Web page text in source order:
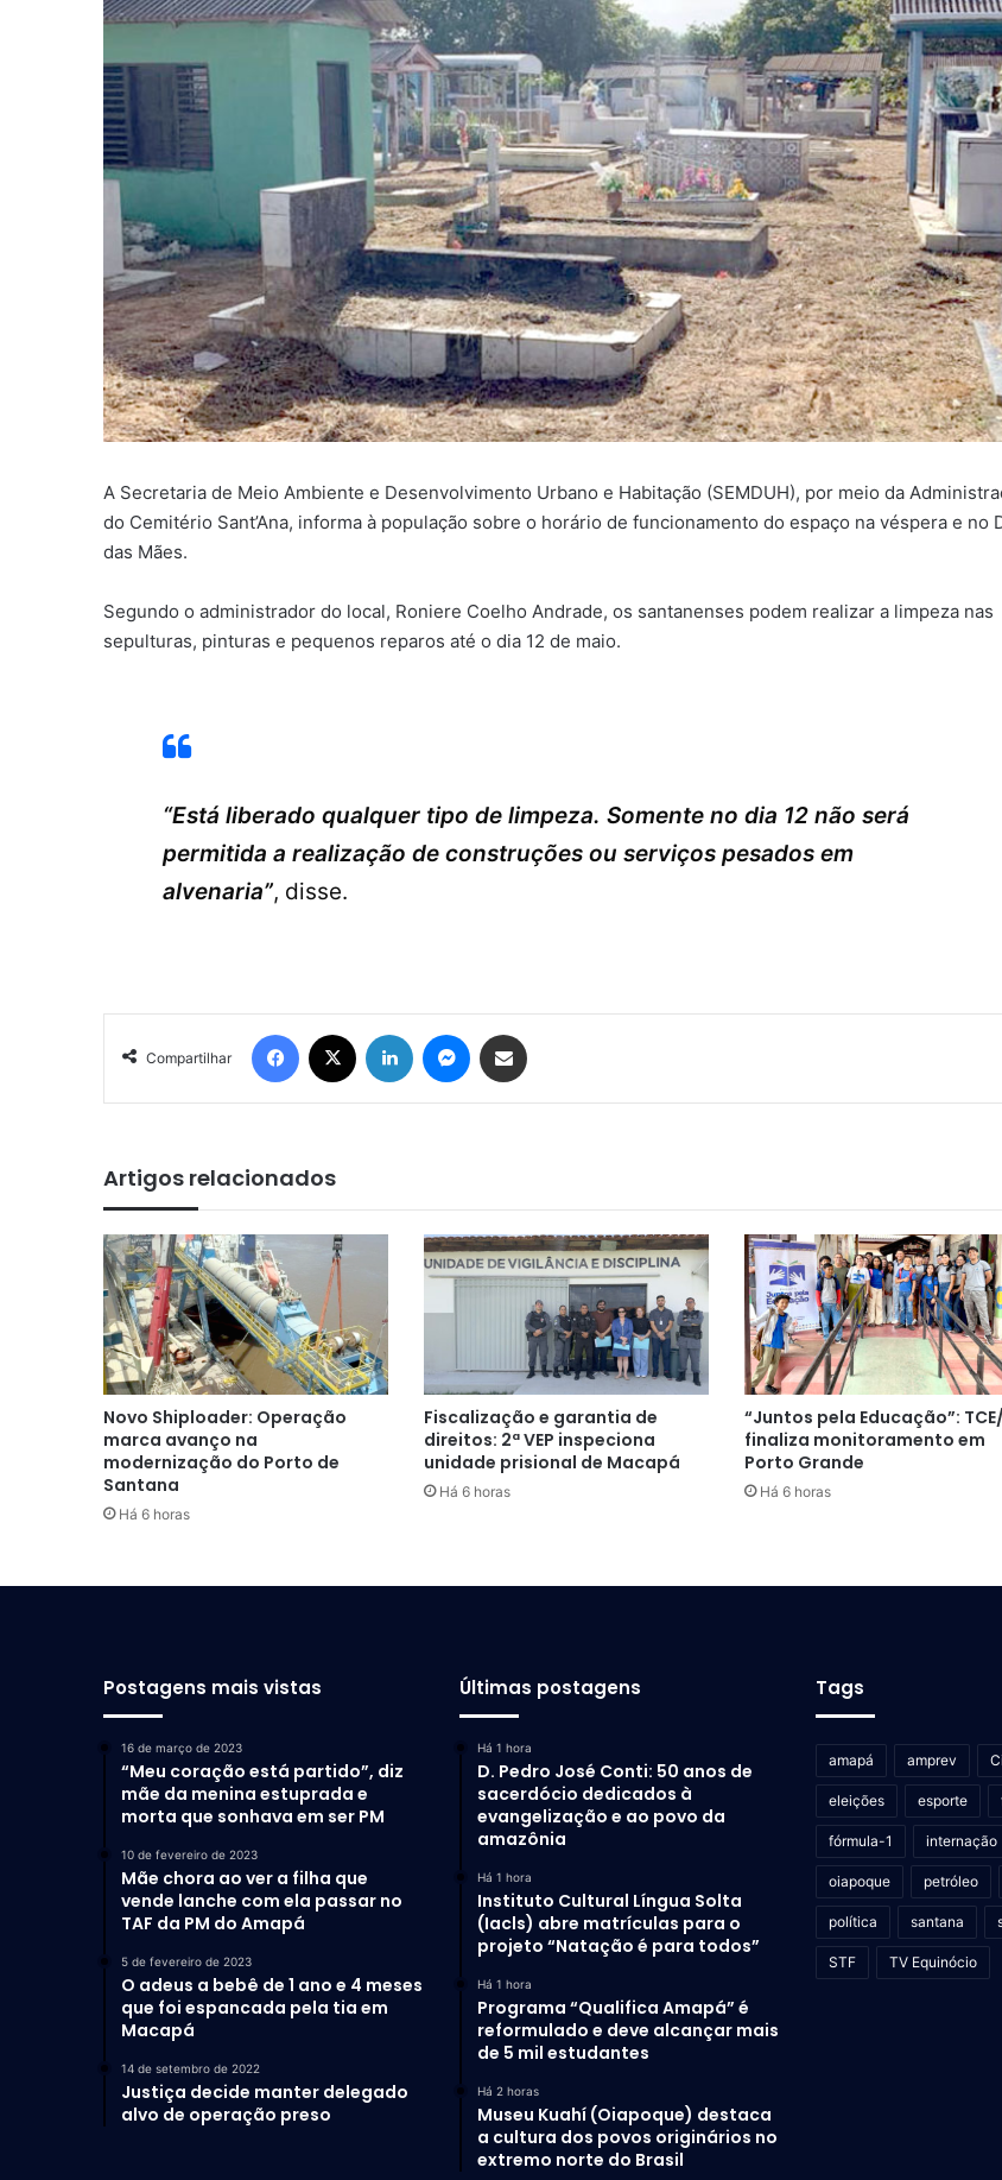
A Secretaria de Meio Ambiente e Desenvolvimento Urbano e Habitação (SEMDUH), por meio da
do Cemitério Sant’Ana, informa à população sobre o horário de funcionamento do espaço na véspera e no
das Mães.
Segundo o administrador do local, Roniere Coelho Andrade, os santanenses podem realizar a limpeza nas
sepulturas, pinturas e pequenos reparos até o dia 12 de maio.
“Está liberado qualquer tipo de limpeza. Somente no dia 12 não será
permitida a realização de construções ou serviços pesados em
alvenaria”, disse.
Compartilhar
Facebook Linkedin Messenger
Artigos relacionados
Novo Shiploader: Operação
marca avanço na
modernização do Porto de
Santana
Há 6 horas
Fiscalização e garantia de
direitos: 2ª VEP inspeciona
unidade prisional de Macapá
Há 6 horas
“Juntos pela Educação”:
finaliza monitoramento em
Porto Grande
Há 6 horas
Postagens mais vistas
16 de março de 2023
“Meu coração está partido”, diz
mãe da menina estuprada e
morta que sonhava em ser PM
10 de fevereiro de 2023
Mãe chora ao ver a filha que
vende lanche com ela passar no
TAF da PM do Amapá
5 de fevereiro de 2023
O adeus a bebê de 1 ano e 4 meses
que foi espancada pela tia em
Macapá
14 de setembro de 2022
Justiça decide manter delegado
alvo de operação preso
Últimas postagens
Há 1 hora
D. Pedro José Conti: 50 anos de
sacerdócio dedicados à
evangelização e ao povo da
amazônia
Há 1 hora
Instituto Cultural Língua Solta
(Iacls) abre matrículas para o
projeto “Natação é para todos”
Há 1 hora
Programa “Qualifica Amapá” é
reformulado e deve alcançar mais
de 5 mil estudantes
Há 2 horas
Museu Kuahí (Oiapoque) destaca
a cultura dos povos originários no
extremo norte do Brasil
Tags
amapá amprev
eleições esporte
fórmula-1 internação
oiapoque petróleo
política santana
STF TV Equinócio